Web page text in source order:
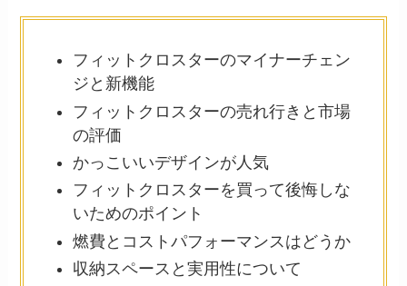
フィットクロスターのマイナーチェン
ジと新機能
フィットクロスターの売れ行きと市場
の評価
かっこいいデザインが人気
フィットクロスターを買って後悔しな
いためのポイント
燃費とコストパフォーマンスはどうか
収納スペースと実用性について